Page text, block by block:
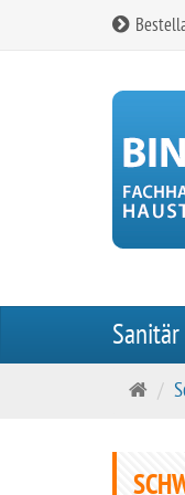
Sanitär
S
r